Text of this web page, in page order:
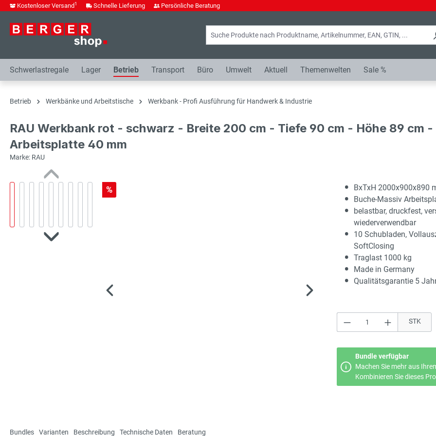
Zur Hauptnavigation springen
Kostenloser Versand1 Schnelle Lieferung Persönliche Beratung
Schwerlastregale Lager Betrieb Transport Büro Umwelt Aktuell Themenwelten Sale %
Betrieb Werkbänke und Arbeitstische Werkbank - Profi Ausführung für Handwerk & Industrie
RAU Werkbank rot - schwarz - Breite 200 cm - Tiefe 90 cm - Höhe 89 cm
Arbeitsplatte 40 mm
Marke: RAU
%
BxTxH 2000x900x890
Buche-Massiv
belastbar, druckfest,
wiederverwendbar
10 Schubladen,
SoftClosing
Traglast 1000 kg
Made in Germany
Qualitätsgarantie 5
Produkt Anzahl:
STK
Bundle verfügbar
Machen Sie mehr aus
Kombinieren Sie dieses
Bundles Varianten Beschreibung Technische Daten Beratung